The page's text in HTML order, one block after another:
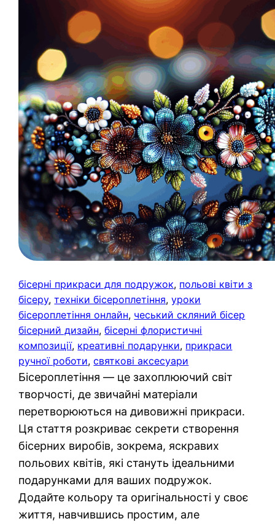
бісерні прикраси для подружок, польові квіти з
бісеру, техніки бісероплетіння, уроки
бісероплетіння онлайн, чеський скляний бісер
бісерний дизайн, бісерні флористичні
композиції, креативні подарунки, прикраси
ручної роботи, святкові аксесуари
Бісероплетіння — це захоплюючий світ
творчості, де звичайні матеріали
перетворюються на дивовижні прикраси.
Ця стаття розкриває секрети створення
бісерних виробів, зокрема, яскравих
польових квітів, які стануть ідеальними
подарунками для ваших подружок.
Додайте кольору та оригінальності у своє
життя, навчившись простим, але